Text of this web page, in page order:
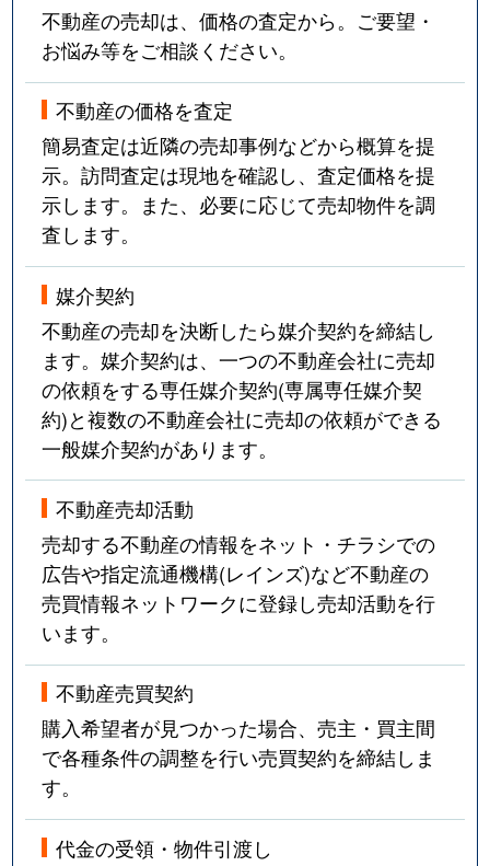
不動産の売却は、価格の査定から。ご要望・
お悩み等をご相談ください。
不動産の価格を査定
簡易査定は近隣の売却事例などから概算を提
示。訪問査定は現地を確認し、査定価格を提
示します。また、必要に応じて売却物件を調
査します。
媒介契約
不動産の売却を決断したら媒介契約を締結し
ます。媒介契約は、一つの不動産会社に売却
の依頼をする専任媒介契約(専属専任媒介契
約)と複数の不動産会社に売却の依頼ができる
一般媒介契約があります。
不動産売却活動
売却する不動産の情報をネット・チラシでの
広告や指定流通機構(レインズ)など不動産の
売買情報ネットワークに登録し売却活動を行
います。
不動産売買契約
購入希望者が見つかった場合、売主・買主間
で各種条件の調整を行い売買契約を締結しま
す。
代金の受領・物件引渡し